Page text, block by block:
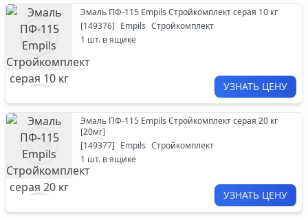
Эмаль ПФ-115 Empils Стройкомплект серая 10 кг
[149376] Empils Стройкомплект
1 шт. в ящике
УЗНАТЬ ЦЕНУ
Эмаль ПФ-115 Empils Стройкомплект серая 20 кг
[20мг]
[149377] Empils Стройкомплект
1 шт. в ящике
УЗНАТЬ ЦЕНУ